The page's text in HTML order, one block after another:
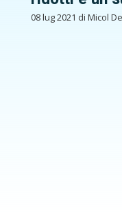
08 lug 2021 di Micol